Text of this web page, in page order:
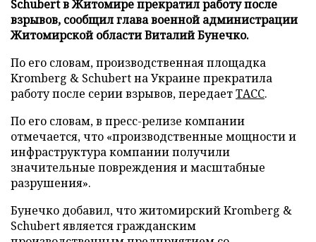
Schubert в Житомире прекратил работу после
взрывов, сообщил глава военной администрации
Житомирской области Виталий Бунечко.
По его словам, производственная площадка
Kromberg & Schubert на Украине прекратила
работу после серии взрывов, передаетТАСС.
По его словам, в пресс-релизе компании
отмечается, что «производственные мощности и
инфраструктура компании получили
значительные повреждения и масштабные
разрушения».
Бунечко добавил, что житомирский Kromberg &
Schubert является гражданским